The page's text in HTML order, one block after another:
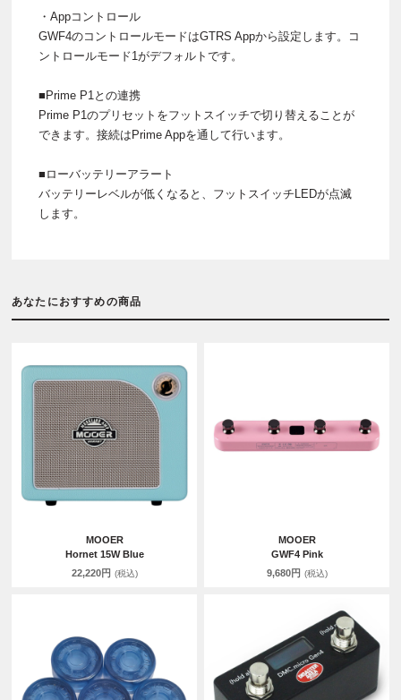
・Appコントロール
GWF4のコントロールモードはGTRS Appから設定します。コ
ントロールモード1がデフォルトです。
■Prime P1との連携
Prime P1のプリセットをフットスイッチで切り替えることが
できます。接続はPrime Appを通して行います。
■ローバッテリーアラート
バッテリーレベルが低くなると、フットスイッチLEDが点滅
します。
あなたにおすすめの商品
MOOER
Hornet 15W Blue
22,220円 (税込)
MOOER
GWF4 Pink
9,680円 (税込)